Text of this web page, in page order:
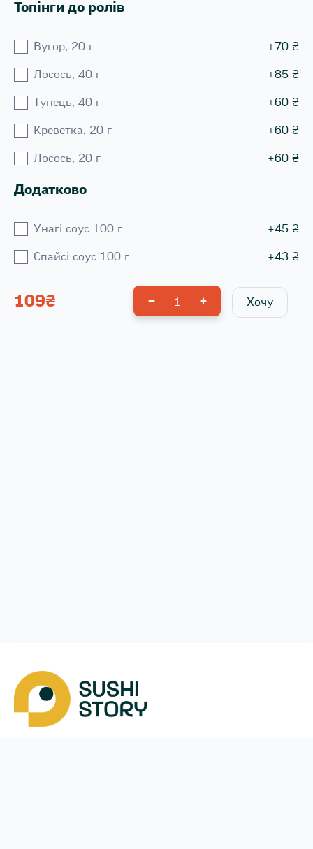
Топінги до ролів
Вугор, 20 г +70 ₴
Лосось, 40 г +85 ₴
Тунець, 40 г +60 ₴
Креветка, 20 г +60 ₴
Лосось, 20 г +60 ₴
Додатково
Унагі соус 100 г +45 ₴
Спайсі соус 100 г +43 ₴
109₴ 1 Хочу